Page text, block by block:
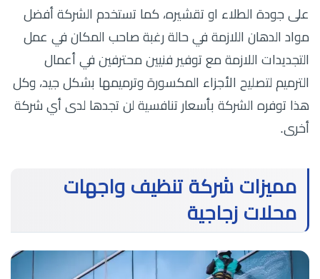
على جودة الطلاء او تقشيره، كما تستخدم الشركة أفضل
مواد الدهان اللازمة في حالة رغبة صاحب المكان في عمل
التجديدات اللازمة مع توفير فنيين محترفين في أعمال
الترميم لتصليح الأجزاء المكسورة وترميمها بشكل جيد، وكل
هذا توفره الشركة بأسعار تنافسية لن تجدها لدى أي شركة
أخرى.
مميزات شركة تنظيف واجهات
محلات زجاجية